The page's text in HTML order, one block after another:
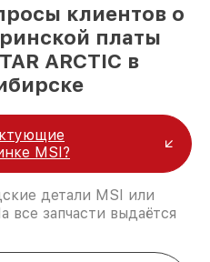
клиентов о
платы
ARCTIC в
MSI?
детали MSI или
все запчасти выдаётся